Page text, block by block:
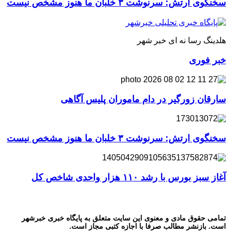
سخنگوی ارتش: سرنوشت ۳ خلبان ما هنوز مشخص نیست
هلدینگ رسا نه ای خبر شهر
خبر فوری
سارقان زورگیر در دام ماموران پلیس آگاهی
سخنگوی ارتش: سرنوشت ۳ خلبان ما هنوز مشخص نیست
آغاز سبز بورس با رشد ۱۱۰ هزار واحدی شاخص کل
تمامی حقوق مادی و معنوی این سایت متعلق به پایگاه خبری خبرشهر
است. بازنشر مطالب صرفا با اجازه کتبی مجاز است.